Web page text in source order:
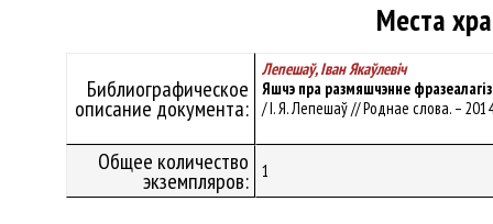
Места
Библиографическое
описание документа:
Лепешаў, Iван Якаўлевiч
Яшчэ пра размяшчэнне
/ I. Я. Лепешаў // Роднае слова. –
Общее количество
экземпляров: 1